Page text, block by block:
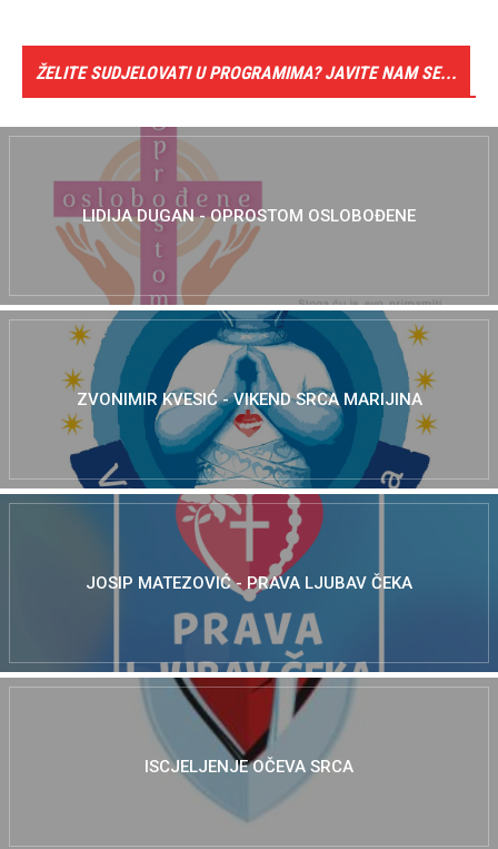
ŽELITE SUDJELOVATI U PROGRAMIMA? JAVITE NAM SE...
LIDIJA DUGAN - OPROSTOM OSLOBOĐENE
ZVONIMIR KVESIĆ - VIKEND SRCA MARIJINA
JOSIP MATEZOVIĆ - PRAVA LJUBAV ČEKA
ISCJELJENJE OČEVA SRCA